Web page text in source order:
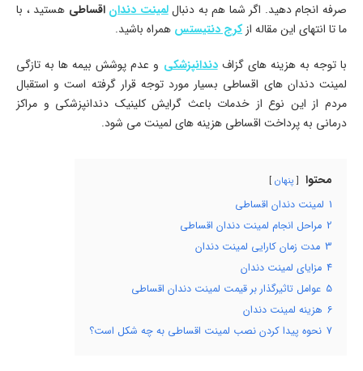
صرفه انجام دهید. اگر شما هم به دنباللمینت دندان اقساطی هستید ، با
ما تا انتهای این مقاله ازکرج دنتیستس همراه باشید.
با توجه به هزینه های گزافدندانپزشکی و عدم پوشش بیمه ها به تازگی
لمینت دندان های اقساطی بسیار مورد توجه قرار گرفته است و استقبال
مردم از این نوع از خدمات باعث گرایش کلینیک دندانپزشکی و مراکز
درمانی به پرداخت اقساطی هزینه های لمینت می شود.
محتوا پنهان
1 لمینت دندان اقساطی
2 مراحل انجام لمینت دندان اقساطی
3 مدت زمان کارایی لمینت دندان
4 مزایای لمینت دندان
5 عوامل تاثیرگذار بر قیمت لمینت دندان اقساطی
6 هزینه لمینت دندان
7 نحوه پیدا کردن نصب لمینت اقساطی به چه شکل است؟